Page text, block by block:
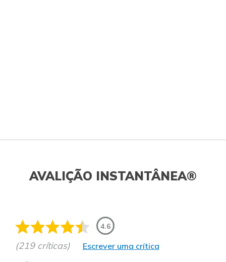
AVALIÇÃO INSTANTÂNEA®
4.6
(219 críticas) Escrever uma crítica